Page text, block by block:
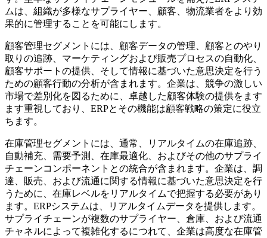
ムは、組織が多様なサプライヤー、顧客、物流業者をより効
果的に管理することを可能にします。
顧客管理セグメントには、顧客データの管理、顧客とのやり
取りの追跡、マーケティングおよび販売プロセスの自動化、
顧客サポートの提供、そして情報に基づいた意思決定を行う
ための顧客行動の分析が含まれます。企業は、競争の激しい
市場で差別化を図るために、卓越した顧客体験の提供をます
ます重視しており、ERPとその機能は顧客戦略の策定に役立
ちます。
在庫管理セグメントには、通常、リアルタイムの在庫追跡、
自動補充、需要予測、在庫最適化、およびその他のサプライ
チェーンコンポーネントとの統合が含まれます。企業は、調
達、販売、および流通に関する情報に基づいた意思決定を行
うために、在庫レベルをリアルタイムで把握する必要があり
ます。ERPシステムは、リアルタイムデータを提供します。
サプライチェーンが複数のサプライヤー、倉庫、および流通
チャネルによって複雑化するにつれて、企業は高度な在庫管